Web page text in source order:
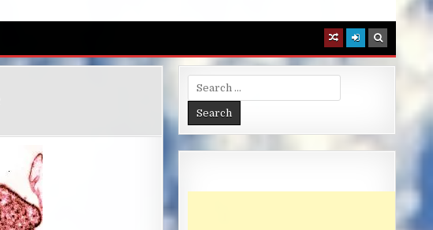
Search
for: